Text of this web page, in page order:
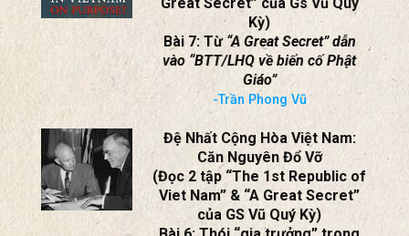
-Trần Phong Vũ
Đệ Nhất Cộng Hoà Việt Nam:
Căn Nguyên Đổ Vỡ
(Đọc chương 1, tác phẩm “A
Great Secret” của Gs Vũ Quý
Kỳ)
Bài 7: Từ“A Great Secret” dẫn
vào “BTT/LHQ về biến cố Phật
Giáo”
-Trần Phong Vũ